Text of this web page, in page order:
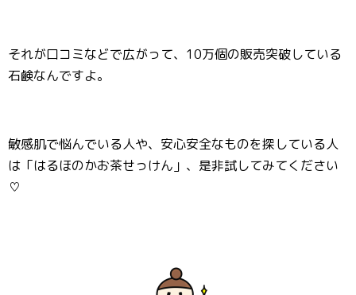
それが口コミなどで広がって、10万個の販売突破している
石鹸なんですよ。
敏感肌で悩んでいる人や、安心安全なものを探している人
は「はるほのかお茶せっけん」、是非試してみてください
♡